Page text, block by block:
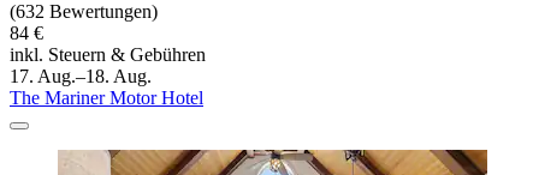
(632 Bewertungen)
84 €
inkl. Steuern & Gebühren
17. Aug.–18. Aug.
The Mariner Motor Hotel